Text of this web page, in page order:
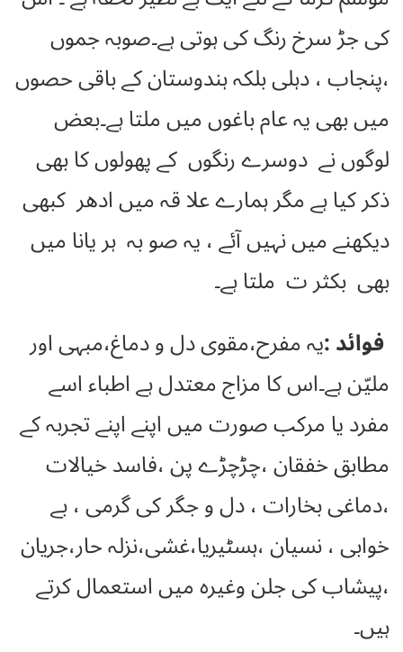
کی جڑ سرخ رنگ کی ہوتی ہے۔صوبہ جموں
،پنجاب ، دہلی بلکہ ہندوستان کے باقی حصوں
میں بھی یہ عام باغوں میں ملتا ہے۔بعض
لوگوں نے دوسرے رنگوں کے پھولوں کا بھی
ذکر کیا ہے مگر ہمارے علا قہ میں ادھر کبھی
دیکھنے میں نہیں آئے ، یہ صو بہ ہر یانا میں
بھی بکثر ت ملتا ہے۔
فوائد :یہ مفرح،مقوی دل و دماغ،مبہی اور
ملیّن ہے۔اس کا مزاج معتدل ہے اطباء اسے
مفرد یا مرکب صورت میں اپنے اپنے تجربہ کے
مطابق خفقان ،چڑچڑے پن ،فاسد خیالات
،دماغی بخارات ، دل و جگر کی گرمی ، بے
خوابی ، نسیان ،ہسٹیریا،غشی،نزلہ حار،جریان
،پیشاب کی جلن وغیرہ میں استعمال کرتے
ہیں۔